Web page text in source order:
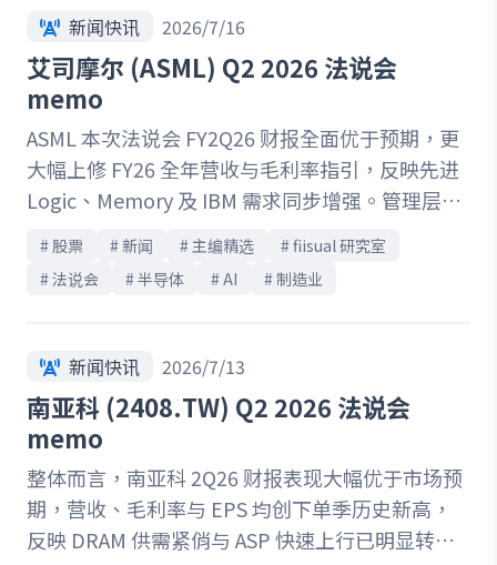
商业化进度；长期而言，若上述新事业能如预期放
量，Tesla 有望摆脱对电动车业务的依赖，开启下
一阶段以 AI 为核心的长期成长周期。
支出至 600 亿至 640 亿美元，并加速扩充 N3、
N2、先进封装及美国产能，显示管理层判断目前
供需缺口远高于市场预期，且 AI 结构性需求仍持
续上行。展望中长期，随先进制程产能逐步开出、
A14 技术于 2028 年量产，以及 AI、Agentic AI 与
先进封装需求延续，台积电凭借技术、制造能力与
客户信任所建立的竞争优势仍难以撼动。因此，短
期面临毛利率下滑与折旧增加对获利及评价的压
力，但长期成长趋势仍维持正向。
新闻快讯 2026/7/16
艾司摩尔 (ASML) Q2 2026 法说会
memo
ASML 本次法说会 FY2Q26 财报全面优于预期，更
大幅上修 FY26 全年营收与毛利率指引，反映先进
Logic、Memory 及 IBM 需求同步增强。管理层进
一步提供 2027-2028 年产能规划，提升 Low-NA
EUV 出货预期与产能，且随着 AI 推升先进制程与
HBM 扩产，IBM 升级业务逐步成为第二成长引
能已由景气循环逐步转向具长期可见度的结构性成
长。
# 股票 # 新闻 # 主编精选 # fiisual 研究室
# 法说会 # 半导体 # AI # 制造业
新闻快讯 2026/7/13
南亚科 (2408.TW) Q2 2026 法说会
memo
整体而言，南亚科 2Q26 财报表现大幅优于市场预
期，营收、毛利率与 EPS 均创下单季历史新高，
反映 DRAM 供需紧俏与 ASP 快速上行已明显转化